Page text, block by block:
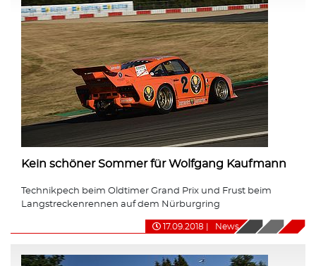
Kein schöner Sommer für Wolfgang Kaufmann
Technikpech beim Oldtimer Grand Prix und Frust beim
Langstreckenrennen auf dem Nürburgring
17.09.2018 News